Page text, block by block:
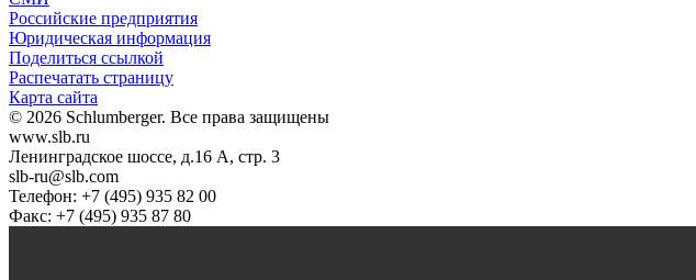
Российские предприятия
Юридическая информация
Поделиться ссылкой
Распечатать страницу
Карта сайта
© 2026 Schlumberger. Все права защищены
www.slb.ru
Ленинградское шоссе, д.16 А, стр. 3
slb-ru@slb.com
Телефон: +7 (495) 935 82 00
Факс: +7 (495) 935 87 80